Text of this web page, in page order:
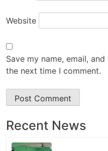
Website
Save my name, email,
the next time I comment.
Recent News